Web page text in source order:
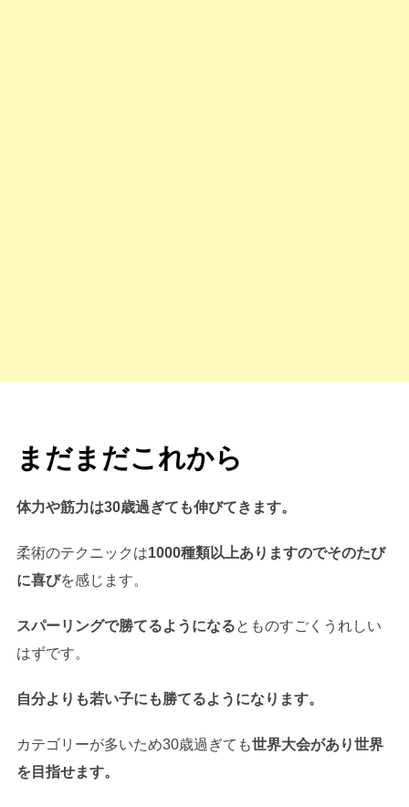
まだまだこれから
体力や筋力は30歳過ぎても伸びてきます。
柔術のテクニックは1000種類以上ありますのでそのたび
に喜びを感じます。
スパーリングで勝てるようになるとものすごくうれしい
はずです。
自分よりも若い子にも勝てるようになります。
カテゴリーが多いため30歳過ぎても世界大会があり世界
を目指せます。